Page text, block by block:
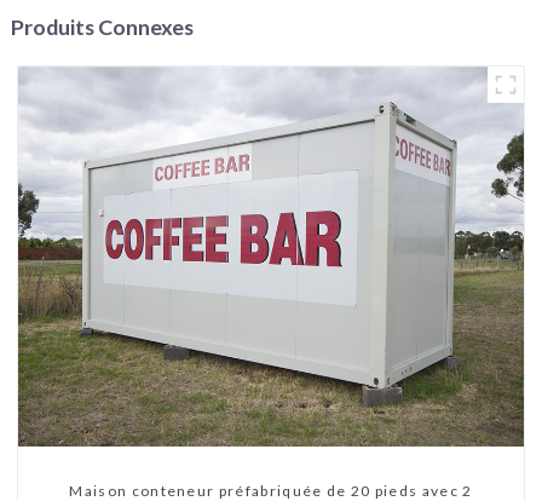
Produits Connexes
Maison conteneur préfabriquée de 20 pieds avec 2